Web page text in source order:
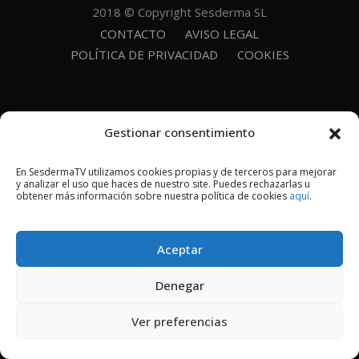
Gestionar consentimiento
En SesdermaTV utilizamos cookies propias y de terceros para mejorar
y analizar el uso que haces de nuestro site. Puedes rechazarlas u
obtener más información sobre nuestra política de cookies aquí.
Aceptar
Denegar
Ver preferencias
2018 © Copyright Sesderma SL
CONTACTO
AVISO LEGAL
POLÍTICA DE PRIVACIDAD
COOKIES